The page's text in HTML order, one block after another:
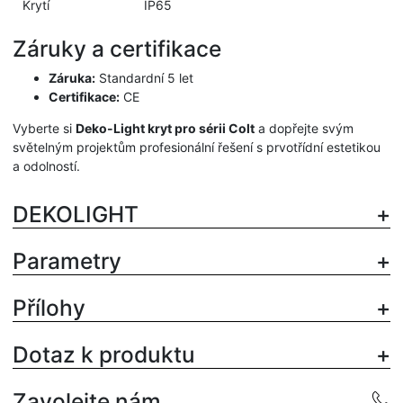
Krytí IP65
Záruky a certifikace
Záruka: Standardní 5 let
Certifikace: CE
Vyberte si Deko-Light kryt pro sérii Colt a dopřejte svým
světelným projektům profesionální řešení s prvotřídní estetikou
a odolností.
DEKOLIGHT
Parametry
Přílohy
Dotaz k produktu